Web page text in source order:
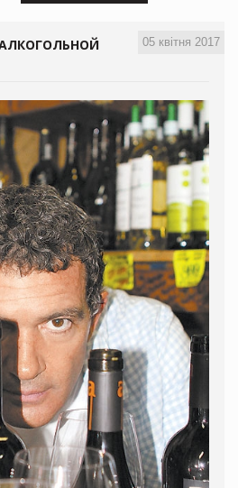
05 квітня 2017